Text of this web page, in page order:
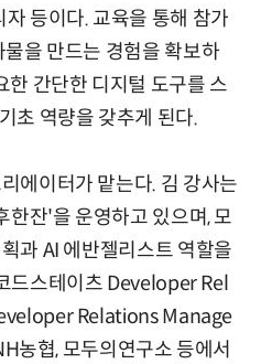
등이다. 교육을 통해 참가
을 만드는 경험을 확보하
한 간단한 디지털 도구를 스
초 역량을 갖추게 된다.
에이터가 맡는다. 김 강사는
한잔'을 운영하고 있으며, 모
과 AI 에반젤리스트 역할을
드스테이츠 Developer Rel
Relations Manage
농협, 모두의연구소 등에서